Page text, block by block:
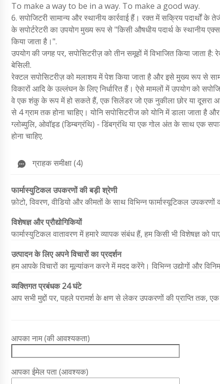
To make a way to be in a way. To make a good way.
6. सपोजिटरी सामान्य और स्थानीय कार्रवाई हैं। रक्त में सक्रिय पदार्थों
के सपोर्टरेटरी का उपयोग मुख्य रूप से "किसी औषधीय पदार्थ के स्थानीय
किया जाता है।".
उपयोग की जगह पर, सपोसिटरीज़ को तीन समूहों में विभाजित किया जाता है:
बेसिली.
रेक्टल सपोसिटरीज़ को मलाशय में पेश किया जाता है और इसे मुख्य रूप से
विकारों आदि के उल्लंघन के लिए निर्धारित हैं। ऐसे मामलों में उपयोग को
वे एक शंकु के रूप में हो सकते हैं, एक सिलेंडर जो एक नुकीला छोर या दूसरा
से 4 ग्राम तक होना चाहिए। योनि सपोसिटरीज को योनि में डाला जाता है
ग्लोब्युलि, ओवॉइड (डिम्बग्रंथि) - डिंबग्रंथि या एक गोल अंत के साथ एक
होना चाहिए.
ग्राहक समीक्षा (4)
फार्मास्युटिकल उपकरणों की बड़ी श्रेणी
फ़ोटो, विवरण, वीडियो और कीमतों के साथ विभिन्न फार्मास्यूटिकल
विशेषज्ञ और प्रौद्योगिकियों
फार्मास्युटिकल वातावरण में हमारे व्यापक संबंध हैं, हम किसी भी विशेषज्ञ को
उत्पादन के लिए अपने विचारों का प्रदर्शन
हम आपके विचारों का मूल्यांकन करने में मदद करेंगे। विभिन्न उद्योगों और
व्यक्तिगत प्रबंधक 24 घंटे
आप सभी मुद्दों पर, पहले परामर्श के क्षण से लेकर उपकरणों की प्राप्ति तक,
आपका नाम (की आवश्यकता)
आपका ईमेल पता (आवश्यक)